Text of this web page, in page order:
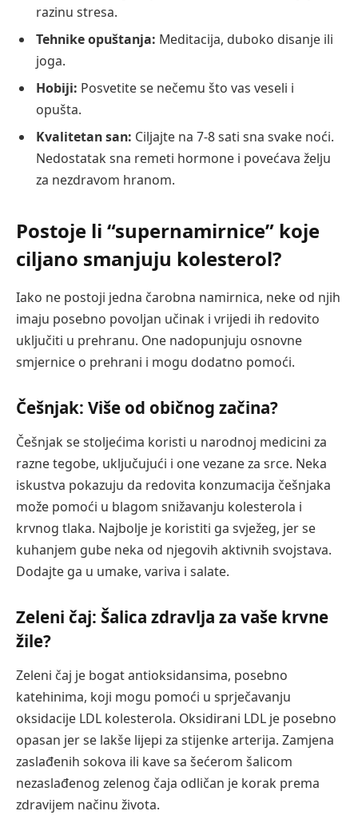
razinu stresa.
Tehnike opuštanja: Meditacija, duboko disanje ili
joga.
Hobiji: Posvetite se nečemu što vas veseli i
opušta.
Kvalitetan san: Ciljajte na 7-8 sati sna svake noći.
Nedostatak sna remeti hormone i povećava želju
za nezdravom hranom.
Postoje li “supernamirnice” koje
ciljano smanjuju kolesterol?
Iako ne postoji jedna čarobna namirnica, neke od njih
imaju posebno povoljan učinak i vrijedi ih redovito
uključiti u prehranu. One nadopunjuju osnovne
smjernice o prehrani i mogu dodatno pomoći.
Češnjak: Više od običnog začina?
Češnjak se stoljećima koristi u narodnoj medicini za
razne tegobe, uključujući i one vezane za srce. Neka
iskustva pokazuju da redovita konzumacija češnjaka
može pomoći u blagom snižavanju kolesterola i
krvnog tlaka. Najbolje je koristiti ga svježeg, jer se
kuhanjem gube neka od njegovih aktivnih svojstava.
Dodajte ga u umake, variva i salate.
Zeleni čaj: Šalica zdravlja za vaše krvne
žile?
Zeleni čaj je bogat antioksidansima, posebno
katehinima, koji mogu pomoći u sprječavanju
oksidacije LDL kolesterola. Oksidirani LDL je posebno
opasan jer se lakše lijepi za stijenke arterija. Zamjena
zaslađenih sokova ili kave sa šećerom šalicom
nezaslađenog zelenog čaja odličan je korak prema
zdravijem načinu života.